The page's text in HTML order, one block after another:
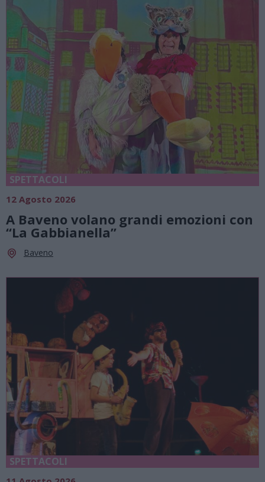
SPETTACOLI
12 Agosto 2026
A Baveno volano grandi emozioni con
“La Gabbianella”
Baveno
SPETTACOLI